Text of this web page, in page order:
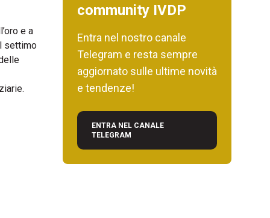
e a
settimo
community IVDP
Entra nel nostro canale
Telegram e resta sempre
aggiornato sulle ultime novità
e tendenze!
ENTRA NEL CANALE
TELEGRAM